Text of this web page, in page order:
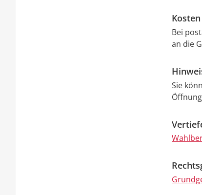
Kosten
Bei
an die
Sie